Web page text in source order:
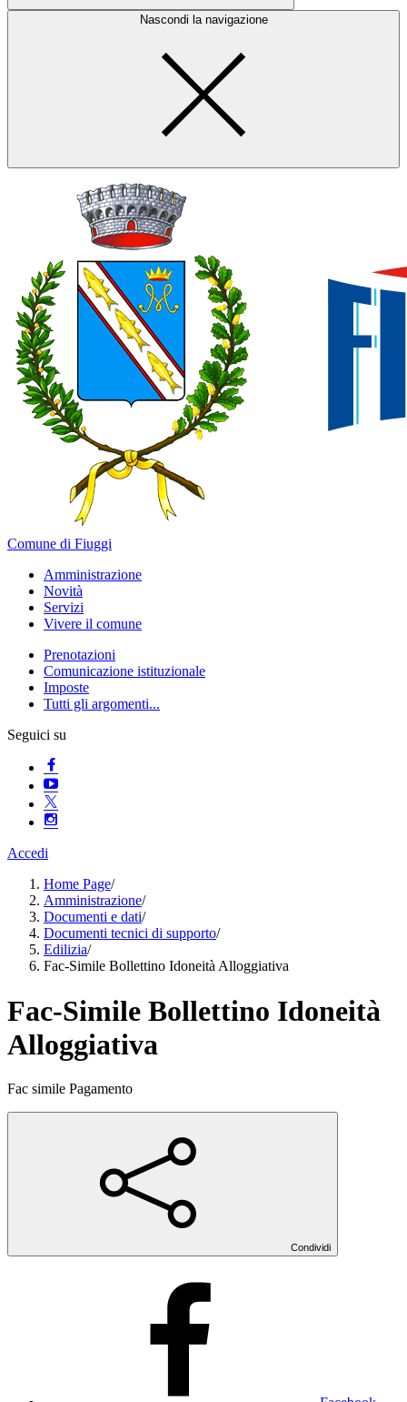
Nascondi la navigazione
Comune di Fiuggi
Amministrazione
Novità
Servizi
Vivere il comune
Prenotazioni
Comunicazione istituzionale
Imposte
Tutti gli argomenti...
Seguici su
Accedi
Home Page/
Amministrazione/
Documenti e dati/
Documenti tecnici di supporto/
Edilizia/
Fac-Simile Bollettino Idoneità Alloggiativa
Fac-Simile Bollettino Idoneità
Alloggiativa
Fac simile Pagamento
Condividi